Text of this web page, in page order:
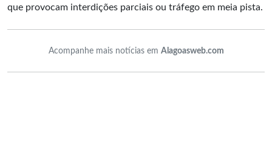
que provocam interdições parciais ou tráfego em meia pista.
Acompanhe mais notícias em Alagoasweb.com